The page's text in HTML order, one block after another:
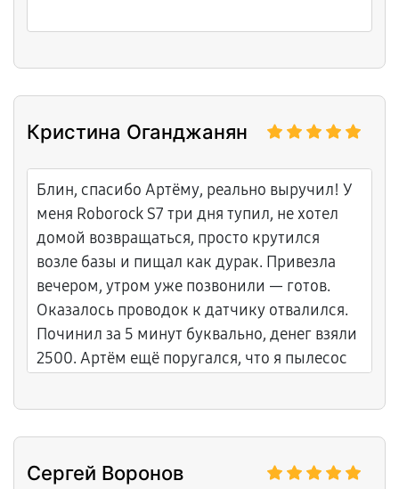
Кристина Оганджанян
Блин, спасибо Артёму, реально выручил! У
меня Roborock S7 три дня тупил, не хотел
домой возвращаться, просто крутился
возле базы и пищал как дурак. Привезла
вечером, утром уже позвонили — готов.
Оказалось проводок к датчику отвалился.
Починил за 5 минут буквально, денег взяли
2500. Артём ещё поругался, что я пылесос
респект!
Сергей Воронов